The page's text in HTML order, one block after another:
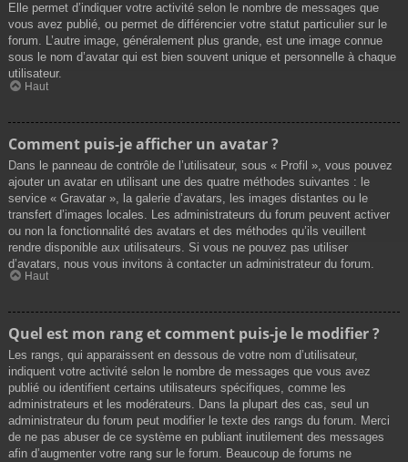
Elle permet d’indiquer votre activité selon le nombre de messages que
vous avez publié, ou permet de différencier votre statut particulier sur le
forum. L’autre image, généralement plus grande, est une image connue
sous le nom d’avatar qui est bien souvent unique et personnelle à chaque
utilisateur.
Haut
Comment puis-je afficher un avatar ?
Dans le panneau de contrôle de l’utilisateur, sous « Profil », vous pouvez
ajouter un avatar en utilisant une des quatre méthodes suivantes : le
service « Gravatar », la galerie d’avatars, les images distantes ou le
transfert d’images locales. Les administrateurs du forum peuvent activer
ou non la fonctionnalité des avatars et des méthodes qu’ils veuillent
rendre disponible aux utilisateurs. Si vous ne pouvez pas utiliser
d’avatars, nous vous invitons à contacter un administrateur du forum.
Haut
Quel est mon rang et comment puis-je le modifier ?
Les rangs, qui apparaissent en dessous de votre nom d’utilisateur,
indiquent votre activité selon le nombre de messages que vous avez
publié ou identifient certains utilisateurs spécifiques, comme les
administrateurs et les modérateurs. Dans la plupart des cas, seul un
administrateur du forum peut modifier le texte des rangs du forum. Merci
de ne pas abuser de ce système en publiant inutilement des messages
afin d’augmenter votre rang sur le forum. Beaucoup de forums ne